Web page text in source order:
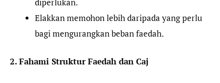
Elakkan memohon lebih daripada yang perlu
bagi mengurangkan beban faedah.
2. Fahami Struktur Faedah dan Caj